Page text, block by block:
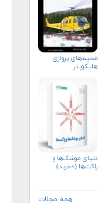
محیط‌های پروازی
هلیكوپتر
دنیای موشک‌ها و
راکت‌ها (+خرید)
همه مجلات